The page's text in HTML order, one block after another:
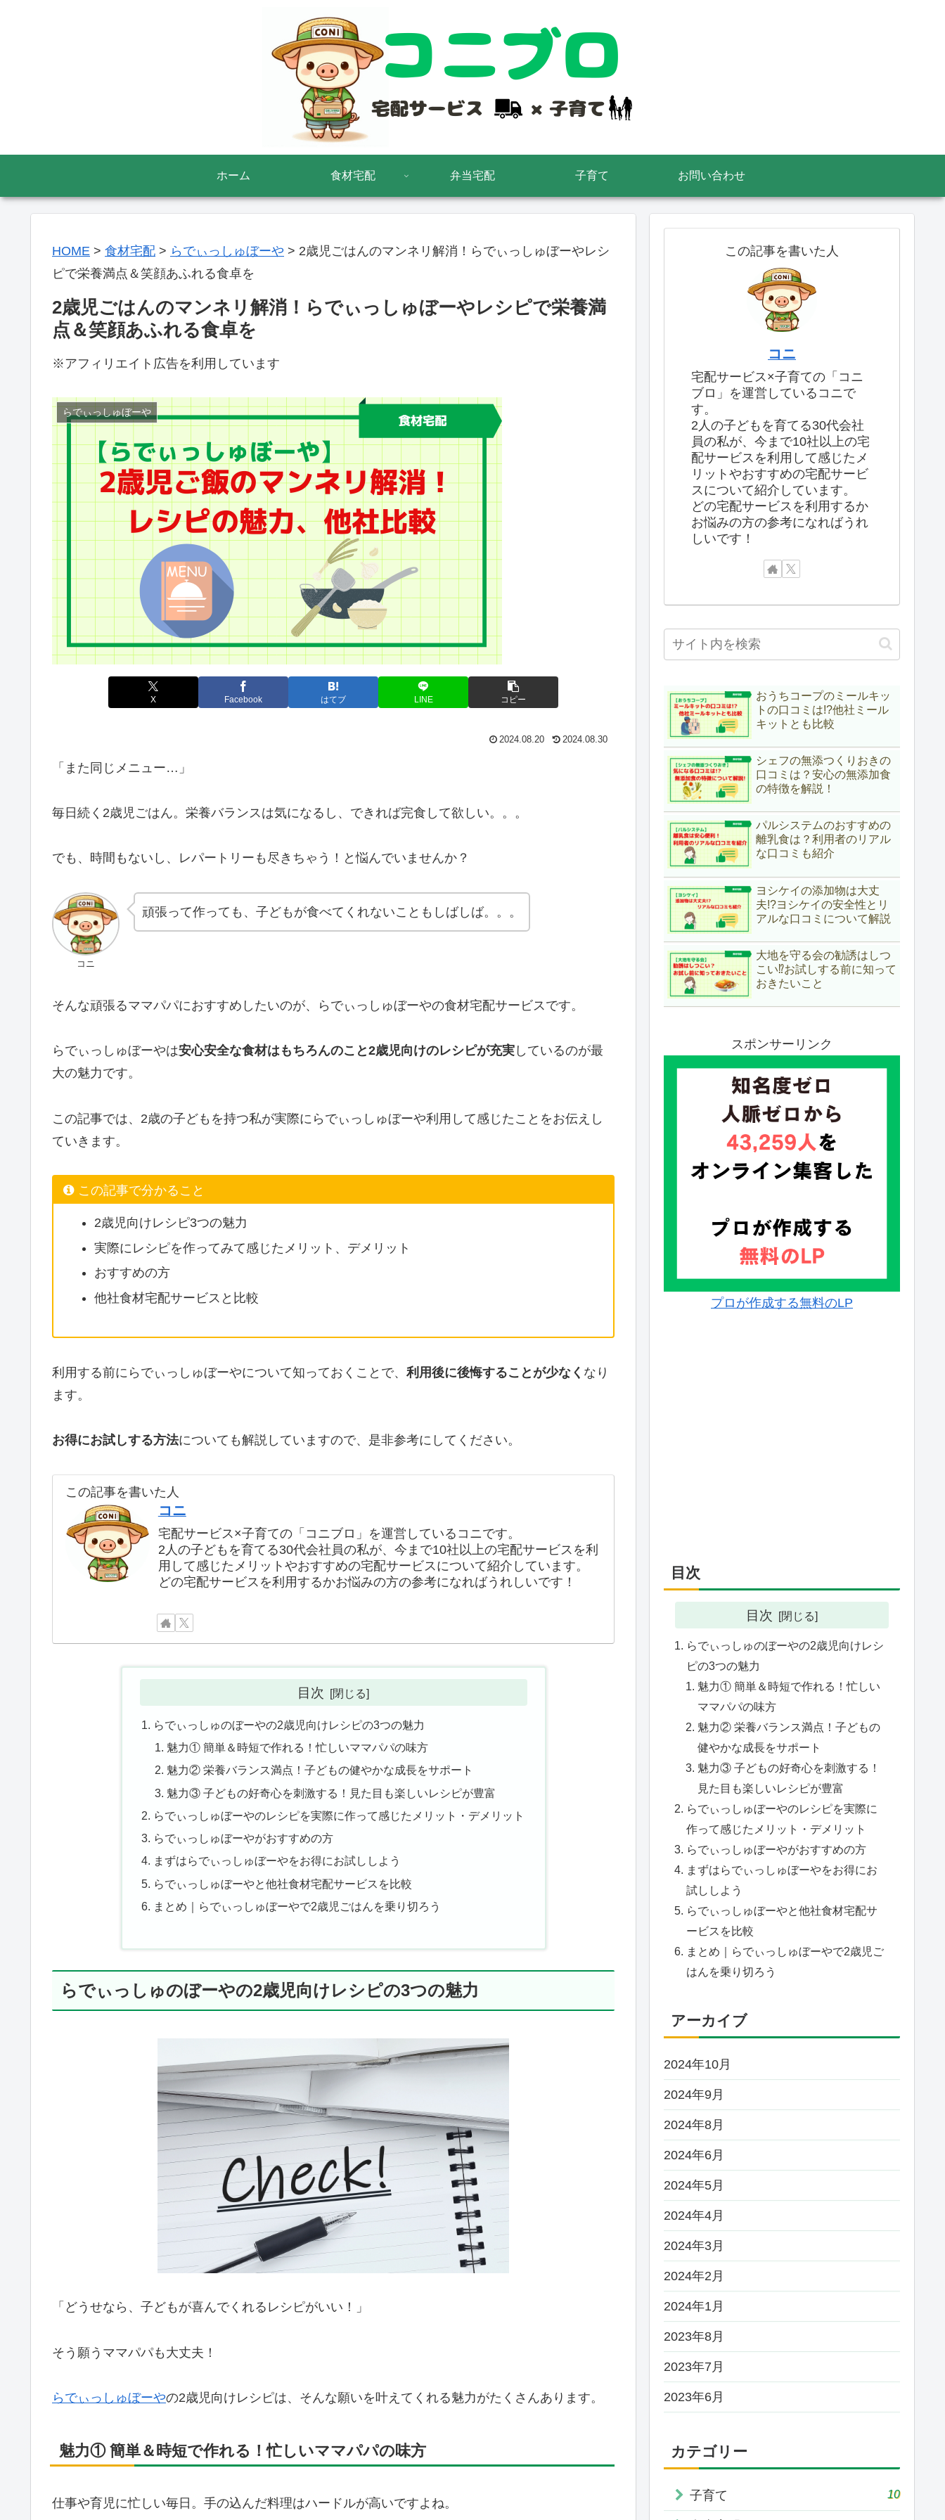
ホーム 食材宅配 弁当宅配 子育て お問い合わせ
HOME > 食材宅配 > らでぃっしゅぼーや > 2歳児ごはんのマンネリ解消！らでぃっしゅぼーやレシ
ピで栄養満点＆笑顔あふれる食卓を
2歳児ごはんのマンネリ解消！らでぃっしゅぼーやレシピで栄養満
点＆笑顔あふれる食卓を
※アフィリエイト広告を利用しています
らでぃっしゅぼーや
X Facebook はてブ LINE コピー
2024.08.20 2024.08.30
「また同じメニュー…」
毎日続く2歳児ごはん。栄養バランスは気になるし、できれば完食して欲しい。。。
でも、時間もないし、レパートリーも尽きちゃう！と悩んでいませんか？
コニ
頑張って作っても、子どもが食べてくれないこともしばしば。。。
そんな頑張るママパパにおすすめしたいのが、らでぃっしゅぼーやの食材宅配サービスです。
らでぃっしゅぼーやは安心安全な食材はもちろんのこと2歳児向けのレシピが充実 しているのが最
大の魅力です。
この記事では、2歳の子どもを持つ私が実際にらでぃっしゅぼーや利用して感じたことをお伝えし
ていきます。
この記事で分かること
2歳児向けレシピ3つの魅力
実際にレシピを作ってみて感じたメリット、デメリット
おすすめの方
他社食材宅配サービスと比較
利用する前にらでぃっしゅぼーやについて知っておくことで、 利用後に後悔することが少なく なり
ます。
お得にお試しする方法についても解説していますので、是非参考にしてください。
この記事を書いた人
コニ
宅配サービス×子育ての「コニブロ」を運営しているコニです。
2人の子どもを育てる30代会社員の私が、今まで10社以上の宅配サービスを利
用して感じたメリットやおすすめの宅配サービスについて紹介しています。
どの宅配サービスを利用するかお悩みの方の参考になればうれしいです！
目次
らでぃっしゅのぼーやの2歳児向けレシピの3つの魅力
魅力① 簡単＆時短で作れる！忙しいママパパの味方
魅力② 栄養バランス満点！子どもの健やかな成長をサポート
魅力③ 子どもの好奇心を刺激する！見た目も楽しいレシピが豊富
らでぃっしゅぼーやのレシピを実際に作って感じたメリット・デメリット
らでぃっしゅぼーやがおすすめの方
まずはらでぃっしゅぼーやをお得にお試ししよう
らでぃっしゅぼーやと他社食材宅配サービスを比較
まとめ｜らでぃっしゅぼーやで2歳児ごはんを乗り切ろう
らでぃっしゅのぼーやの2歳児向けレシピの3つの魅力
「どうせなら、子どもが喜んでくれるレシピがいい！」
そう願うママパパも大丈夫！
らでぃっしゅぼーやの2歳児向けレシピは、そんな願いを叶えてくれる魅力がたくさんあります。
魅力① 簡単＆時短で作れる！忙しいママパパの味方
仕事や育児に忙しい毎日。手の込んだ料理はハードルが高いですよね。
この記事を書いた人
コニ
宅配サービス×子育ての「コニ
ブロ」を運営しているコニで
す。
2人の子どもを育てる30代会社
員の私が、今まで10社以上の宅
配サービスを利用して感じたメ
リットやおすすめの宅配サービ
スについて紹介しています。
どの宅配サービスを利用するか
お悩みの方の参考になればうれ
しいです！
おうちコープのミールキッ
トの口コミは!?他社ミール
キットとも比較
シェフの無添つくりおきの
口コミは？安心の無添加食
の特徴を解説！
パルシステムのおすすめの
離乳食は？利用者のリアル
な口コミも紹介
ヨシケイの添加物は大丈
夫!?ヨシケイの安全性とリ
アルな口コミについて解説
大地を守る会の勧誘はしつ
こい⁉お試しする前に知って
おきたいこと
スポンサーリンク
プロが作成する無料のLP
目次
目次
らでぃっしゅのぼーやの2歳児向けレシ
ピの3つの魅力
魅力① 簡単＆時短で作れる！忙しい
ママパパの味方
魅力② 栄養バランス満点！子どもの
健やかな成長をサポート
魅力③ 子どもの好奇心を刺激する！
見た目も楽しいレシピが豊富
らでぃっしゅぼーやのレシピを実際に
作って感じたメリット・デメリット
らでぃっしゅぼーやがおすすめの方
まずはらでぃっしゅぼーやをお得にお
試ししよう
らでぃっしゅぼーやと他社食材宅配サ
ービスを比較
まとめ｜らでぃっしゅぼーやで2歳児ご
はんを乗り切ろう
アーカイブ
2024年10月
2024年9月
2024年8月
2024年6月
2024年5月
2024年4月
2024年3月
2024年2月
2024年1月
2023年8月
2023年7月
2023年6月
カテゴリー
子育て 10